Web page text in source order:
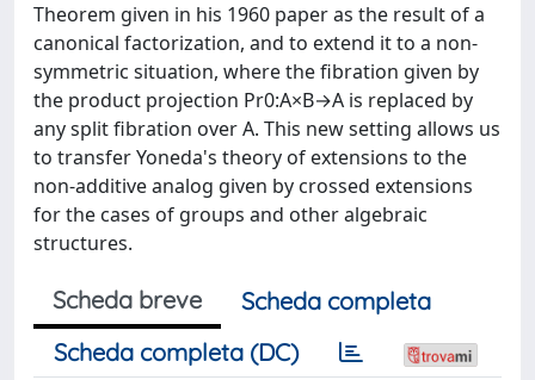
Theorem given in his 1960 paper as the result of a
canonical factorization, and to extend it to a non-
symmetric situation, where the fibration given by
the product projection Pr0:A×B→A is replaced by
any split fibration over A. This new setting allows us
to transfer Yoneda's theory of extensions to the
non-additive analog given by crossed extensions
for the cases of groups and other algebraic
structures.
Scheda breve
Scheda completa
Scheda completa (DC)